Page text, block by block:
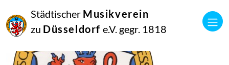
Städtischer Musikverein
zu Düsseldorf e.V. gegr. 1818